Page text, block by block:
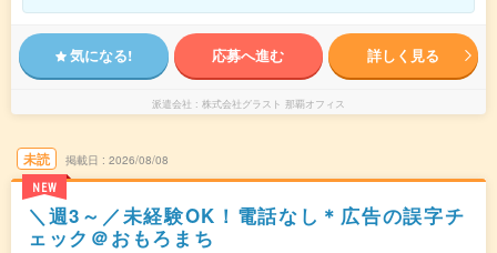
気になる! 応募へ進む 詳しく見る
派遣会社 株式会社グラスト 那覇オフィス
未読
NEW
掲載日 2026/08/08
＼週3～／未経験OK！電話なし＊広告の誤字チ
ェック＠おもろまち